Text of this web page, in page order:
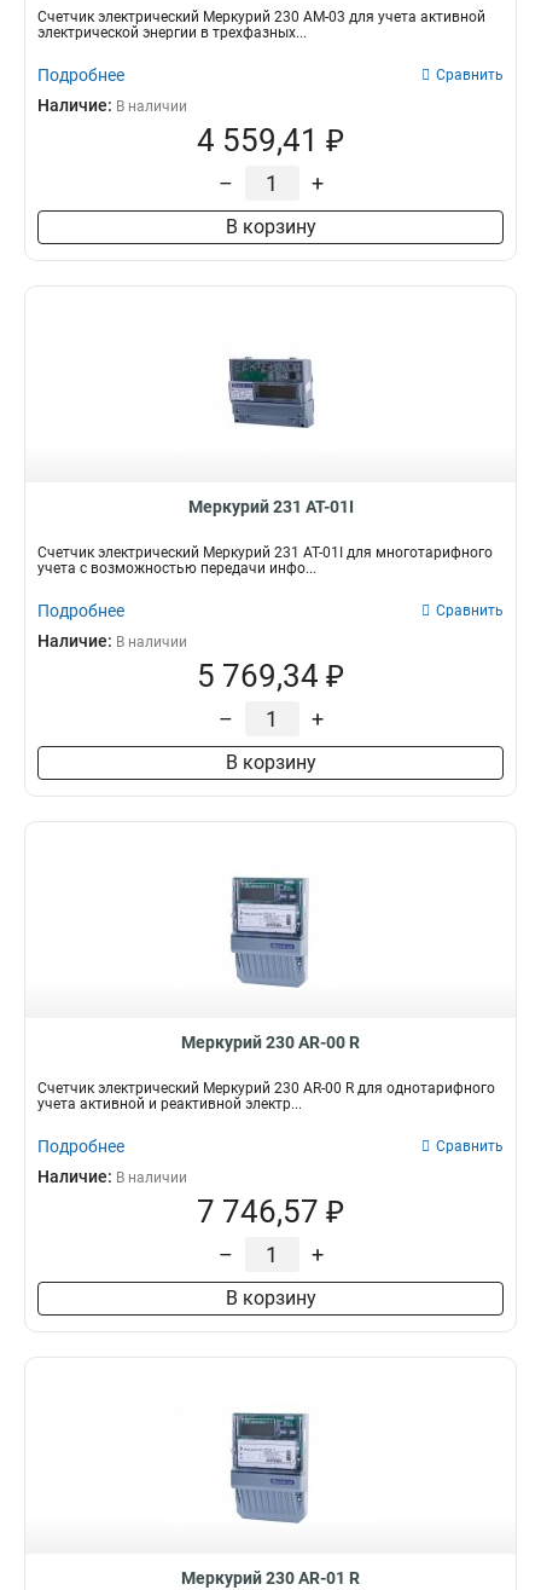
Счетчик электрический Меркурий 230 АМ-03 для учета активной
электрической энергии в трехфазных...
Подробнее Сравнить
Наличие: В наличии
4 559,41 ₽
– +
В корзину
Меркурий 231 АТ-01I
Счетчик электрический Меркурий 231 АТ-01I для многотарифного
учета с возможностью передачи инфо...
Подробнее Сравнить
Наличие: В наличии
5 769,34 ₽
– +
В корзину
Меркурий 230 AR-00 R
Счетчик электрический Меркурий 230 AR-00 R для однотарифного
учета активной и реактивной электр...
Подробнее Сравнить
Наличие: В наличии
7 746,57 ₽
– +
В корзину
Меркурий 230 AR-01 R